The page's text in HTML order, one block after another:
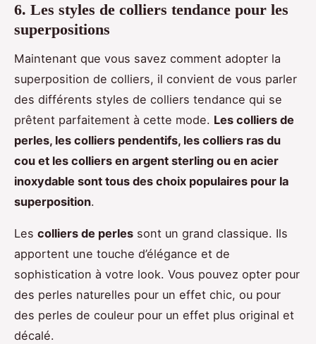
6. Les styles de colliers tendance pour les
superpositions
Maintenant que vous savez comment adopter la
superposition de colliers, il convient de vous parler
des différents styles de colliers tendance qui se
prêtent parfaitement à cette mode. Les colliers de
perles, les colliers pendentifs, les colliers ras du
cou et les colliers en argent sterling ou en acier
inoxydable sont tous des choix populaires pour la
superposition.
Les colliers de perles sont un grand classique. Ils
apportent une touche d’élégance et de
sophistication à votre look. Vous pouvez opter pour
des perles naturelles pour un effet chic, ou pour
des perles de couleur pour un effet plus original et
décalé.